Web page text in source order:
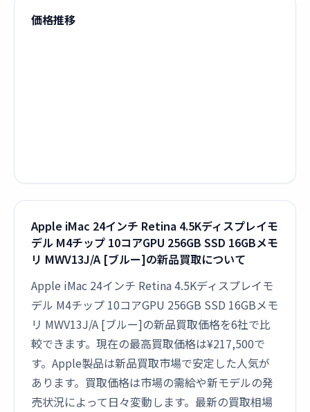
価格推移
Apple iMac 24インチ Retina 4.5Kディスプレイモ
デル M4チップ 10コアGPU 256GB SSD 16GBメモ
リ MWV13J/A [ブルー]の新品買取について
Apple iMac 24インチ Retina 4.5Kディスプレイモ
デル M4チップ 10コアGPU 256GB SSD 16GBメモ
リ MWV13J/A [ブルー]の新品買取価格を6社で比
較できます。現在の最高買取価格は¥217,500で
す。Apple製品は新品買取市場で安定した人気が
あります。買取価格は市場の需給や新モデルの発
売状況によって日々変動します。最新の買取相場